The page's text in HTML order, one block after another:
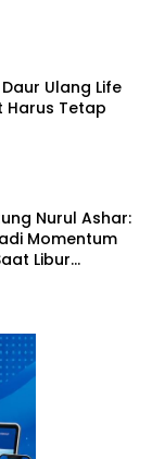
Ulang Life
Harus Tetap
Nurul Ashar:
Momentum
Libur